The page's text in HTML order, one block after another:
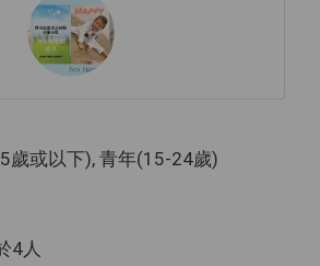
歲或以下), 青年(15-24歲)
4人